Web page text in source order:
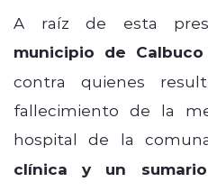
A raíz de esta
municipio de Calbuco
contra quienes
fallecimiento de la
hospital de la
clínica y un